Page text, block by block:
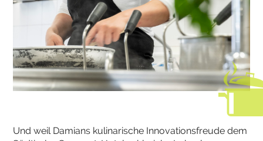
Und weil Damians kulinarische Innovationsfreude dem